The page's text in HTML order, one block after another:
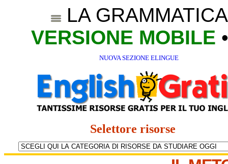
LA
VERSIONE MOBILE
NUOVA SEZIONE ELINGUE
Selettore risorse